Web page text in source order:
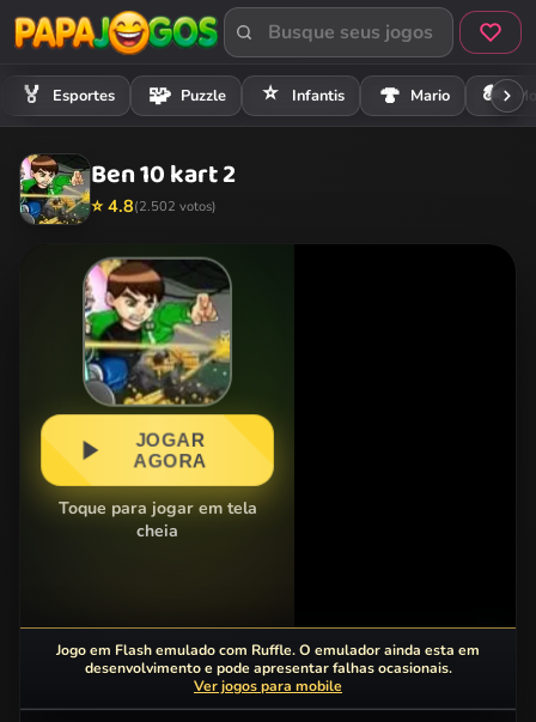
🏅 Esportes 🧩 Puzzle ⭐ Infantis 🍄 Mario 🏍️
Ben 10 kart 2
⭐ 4.8(2.502 votos)
JOGAR
AGORA
Toque para jogar em tela
cheia
Jogo em Flash emulado com Ruffle. O emulador ainda esta em
desenvolvimento e pode apresentar falhas ocasionais.
Ver jogos para mobile